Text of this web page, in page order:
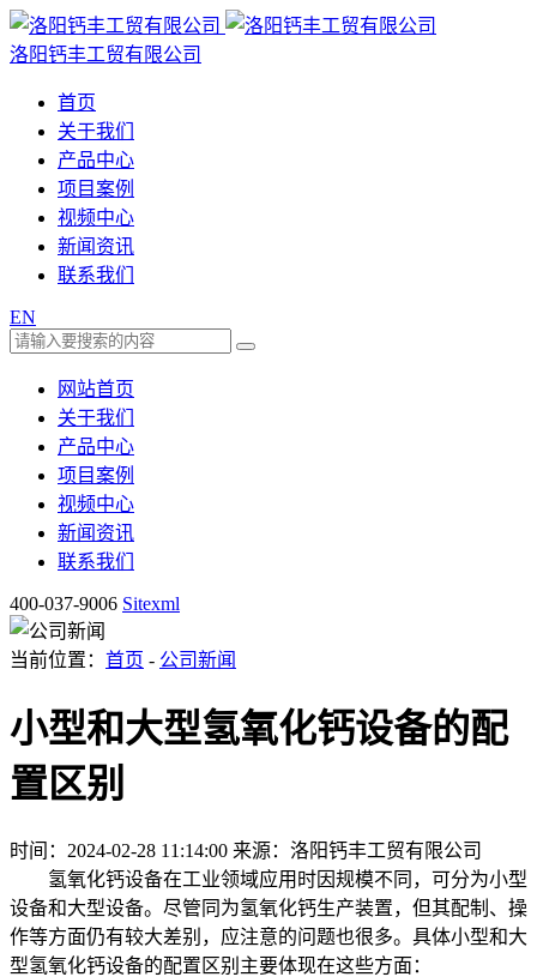
洛阳钙丰工贸有限公司
首页
关于我们
产品中心
项目案例
视频中心
新闻资讯
联系我们
EN
网站首页
关于我们
产品中心
项目案例
视频中心
新闻资讯
联系我们
400-037-9006 Sitexml
当前位置： 首页 - 公司新闻
小型和大型氢氧化钙设备的配
置区别
时间：2024-02-28 11:14:00 来源：洛阳钙丰工贸有限公司
氢氧化钙设备在工业领域应用时因规模不同，可分为小型
设备和大型设备。尽管同为氢氧化钙生产装置，但其配制、操
作等方面仍有较大差别，应注意的问题也很多。具体小型和大
型氢氧化钙设备的配置区别主要体现在这些方面：